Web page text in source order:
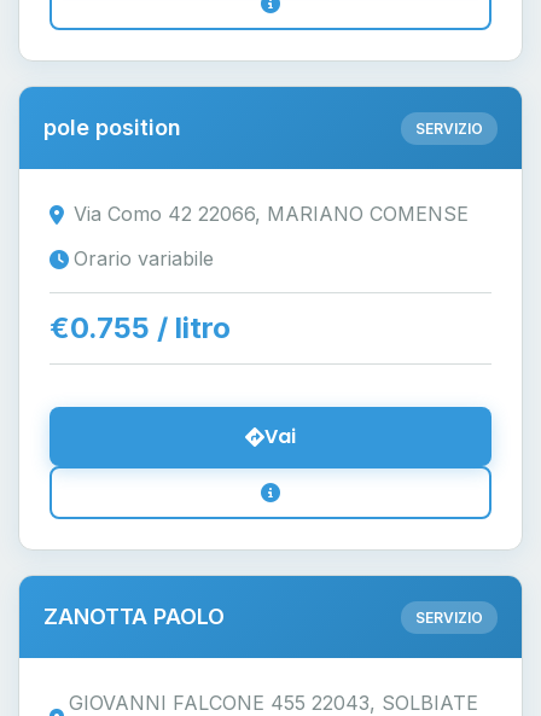
pole position SERVIZIO
Via Como 42 22066, MARIANO COMENSE
Orario variabile
€0.755 / litro
Vai
ZANOTTA PAOLO SERVIZIO
GIOVANNI FALCONE 455 22043, SOLBIATE